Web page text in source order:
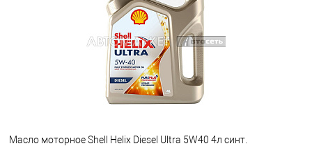
В наличии
Масло моторное Shell Helix Diesel Ultra 5W40 4л синт.